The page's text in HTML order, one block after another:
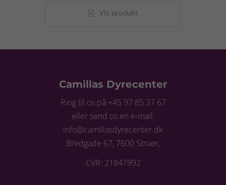
Vis produkt
Camillas Dyrecenter
Ring til os på +45 97 85 37 67
eller send os en e-mail:
info@camillasdyrecenter.dk
Bredgade 67, 7600 Struer,
CVR: 21847992